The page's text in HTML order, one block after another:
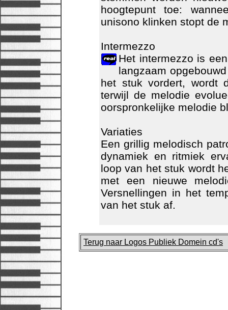
hoogtepunt toe:
unisono klinken stopt de
Intermezzo
Het intermezzo is
langzaam
het stuk vordert, wordt
terwijl de melodie
oorspronkelijke melodie
Variaties
Een grillig melodisch
dynamiek en ritmiek
loop van het stuk wordt
met een nieuwe
Versnellingen in het
van het stuk af.
Terug naar Logos Publiek Domein cd's